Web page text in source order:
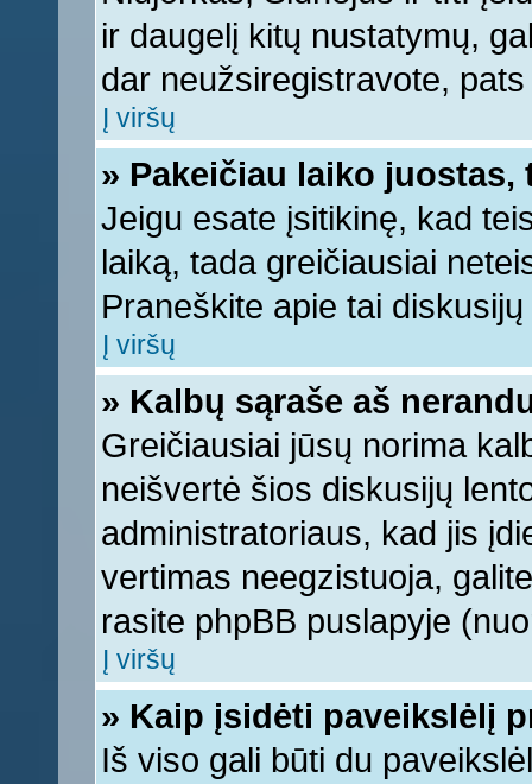
ir daugelį kitų nustatymų,
dar neužsiregistravote,
Į viršų
» Pakeičiau laiko
Jeigu esate įsitikinę, kad
laiką, tada greičiausiai
Praneškite apie tai
Į viršų
» Kalbų sąraše aš
Greičiausiai jūsų norima
neišvertė šios diskusijų
administratoriaus, kad jis
vertimas neegzistuoja,
rasite phpBB puslapyje
Į viršų
» Kaip įsidėti paveikslėlį
Iš viso gali būti du